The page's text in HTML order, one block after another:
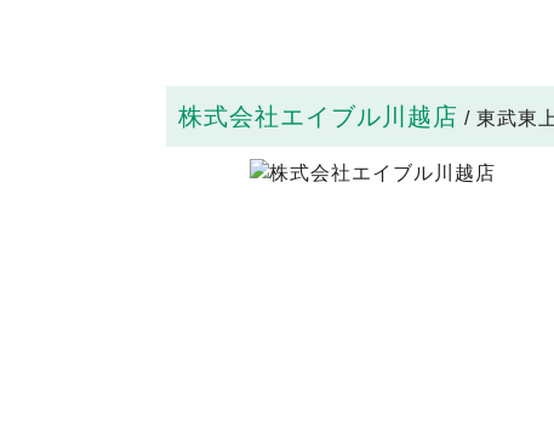
株式会社エイブル川越店 / 東武東